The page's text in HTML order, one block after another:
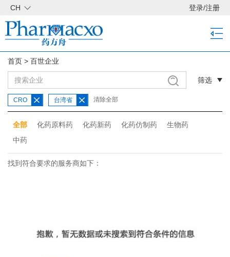
CH 登录/注册
首页 > 百世企业
筛选
CRO 台湾省 清除全部
全部 化药原料药 化药新药 化药仿制药
生物药
中药
找到符合要求的服务商如下：